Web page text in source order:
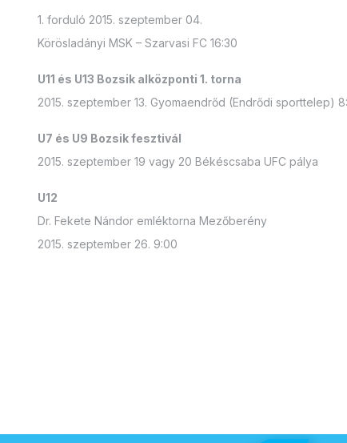
1. forduló 2015. szeptember 04.
Körösladányi MSK – Szarvasi FC 16:30
U11 és U13 Bozsik alközponti 1. torna
2015. szeptember 13. Gyomaendrőd (Endrődi sporttelep)
U7 és U9 Bozsik fesztivál
2015. szeptember 19 vagy 20 Békéscsaba UFC pálya
U12
Dr. Fekete Nándor emléktorna Mezőberény
2015. szeptember 26. 9:00